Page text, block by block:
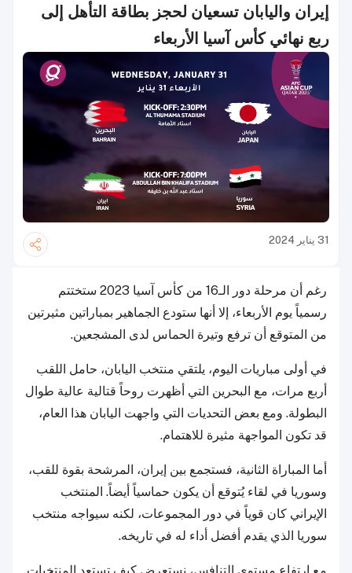
إيران واليابان تسعيان لحجز بطاقة التأهل إلى
ربع نهائي كأس آسيا الأربعاء
31 يناير 2024
رغم أن مرحلة دور الـ16 من كأس آسيا 2023 ستختتم
رسمياً يوم الأربعاء، إلا أنها ستودع الجماهير بمباراتين مثيرتين
من المتوقع أن ترفع وتيرة الحماس لدى المشجعين.
في أولى مباريات اليوم، يلتقي منتخب اليابان، حامل اللقب
أربع مرات، مع البحرين التي أظهرت روحاً قتالية عالية طوال
البطولة. ومع بعض التحديات التي واجهت اليابان هذا العام،
قد تكون المواجهة مثيرة للاهتمام.
أما المباراة الثانية، فستجمع بين إيران، المرشحة بقوة للقب،
وسوريا في لقاء يُتوقع أن يكون حماسياً أيضاً. المنتخب
الإيراني كان قوياً في دور المجموعات، لكنه سيواجه منتخب
سوريا الذي يقدم أفضل أداء له في تاريخه.
مع ارتفاع مستوى التنافس، نستعرض كيف تستعد المنتخبات